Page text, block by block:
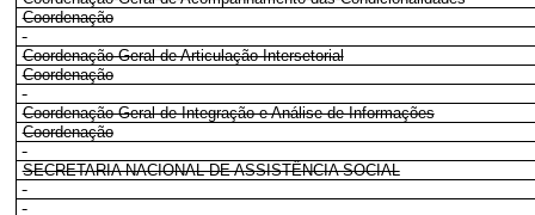
Coordenação
Coordenação-Geral de Articulação Intersetorial
Coordenação
Coordenação-Geral de Integração e Análise de Informações
Coordenação
SECRETARIA NACIONAL DE ASSISTÊNCIA SOCIAL